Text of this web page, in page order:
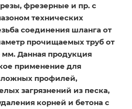
фрезерные и пр. с
технических
соединения шланга от
прочищаемых труб от
мм. Данная продукция
применение для
профилей,
загрязнений из песка,
корней и бетона с